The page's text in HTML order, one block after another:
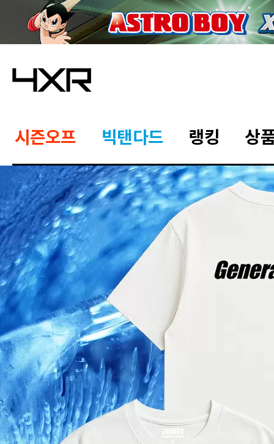
시즌오프 빅탠다드 랭킹 상